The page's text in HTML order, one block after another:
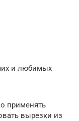
и любимых
применять
вырезки из